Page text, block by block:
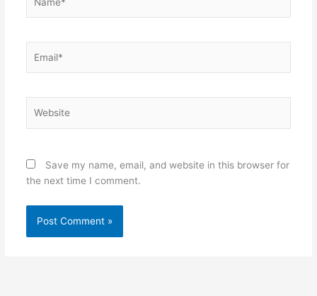
Save my name, email, and website in this browser for
the next time I comment.